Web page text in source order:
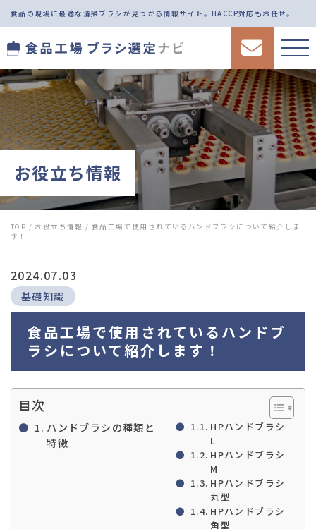
食品の現場に最適な清掃ブラシが見つかる情報サイト。 HACCP対応もお任せ。
03-
お役立ち情報
TOP / お役立ち情報 /食品工場で使用されているハンドブラシについて紹介しま
す！
2024.07.03
基礎知識
食品工場で使用されているハンドブ
ラシについて紹介します！
目次
ハンドブラシの種類と
特徴
HPハンドブラシ
L
HPハンドブラシ
M
HPハンドブラシ
丸型
HPハンドブラシ
角型